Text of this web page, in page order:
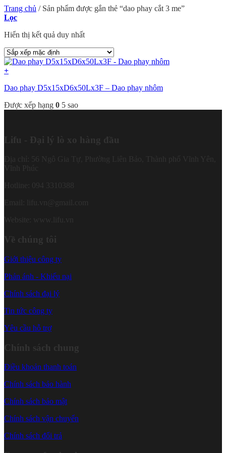
Trang chủ /Sản phẩm được gắn thẻ “dao phay cắt 3 me”
Lọc
Hiển thị kết quả duy nhất
+
Dao phay D5x15xD6x50Lx3F – Dao phay nhôm
Được xếp hạng 0 5 sao
Lifu - Đại lý lò xo hàng đầu
Địa chỉ: 56 Ngô Gia Tự, Phường Liên Bảo, Thành phố Vĩnh Yên,
Hotline: 094 3310388
Về chúng tôi
Giới thiệu công ty
Phản ánh - Khiếu nại
Chính sách đại lý
Tin tức công ty
Yêu cầu hỗ trợ
Chính sách chung
Điều khoản thanh toán
Chính sách bảo hành
Chính sách bảo mật
Chính sách vận chuyển
Chính sách đổi trả